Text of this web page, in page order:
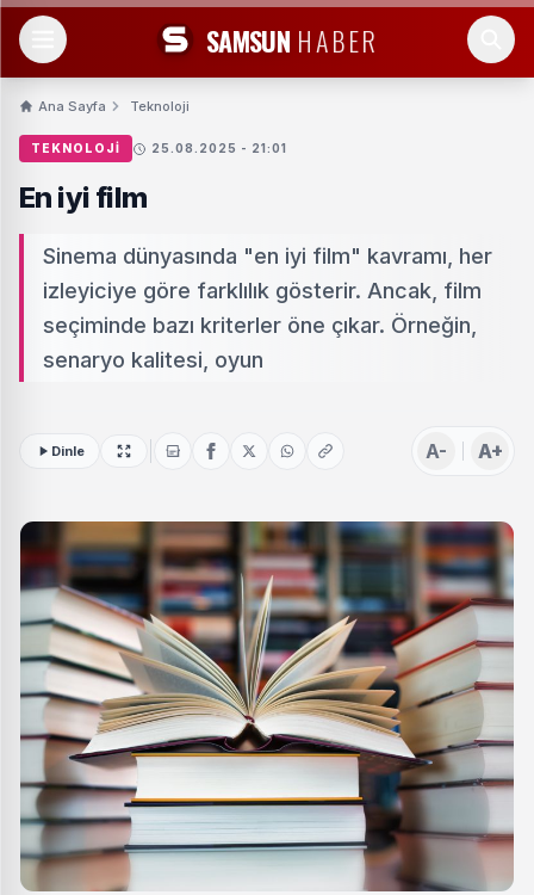
SAMSUN HABER
Ana Sayfa Teknoloji
TEKNOLOJI 25.08.2025 - 21:01
En iyi film
Sinema dünyasında "en iyi film" kavramı, her
izleyiciye göre farklılık gösterir. Ancak, film
seçiminde bazı kriterler öne çıkar. Örneğin,
senaryo kalitesi, oyun
Dinle A- A+